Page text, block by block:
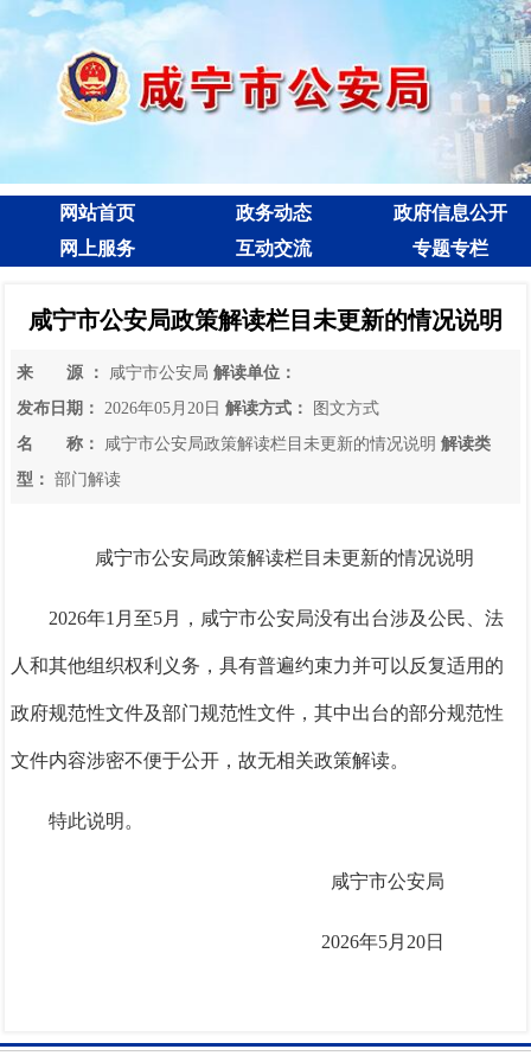
网站首页 政务动态
政府信息公开
网上服务
互动交流 专题专栏
咸宁市公安局政策解读栏目未更新的情况说明
来 源 ： 咸宁市公安局 解读单位：
发布日期：
2026年05月20日 解读方式：
图文方式
名 称：
咸宁市公安局政策解读栏目未更新的情况说明 解读类
型：
部门解读
咸宁市公安局政策解读栏目未更新的情况说明
2026年1月至5月，咸宁市公安局没有出台涉及公民、法
人和其他组织权利义务，具有普遍约束力并可以反复适用的
政府规范性文件及部门规范性文件，其中出台的部分规范性
文件内容涉密不便于公开，故无相关政策解读。
特此说明。
咸宁市公安局
2026年5月20日